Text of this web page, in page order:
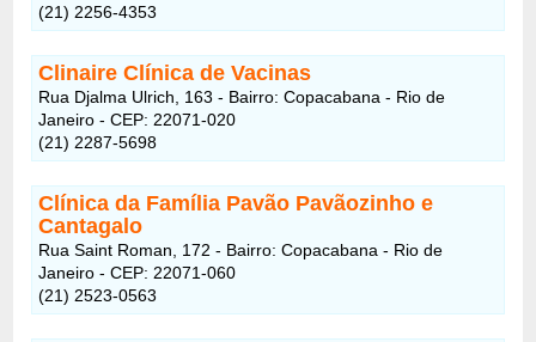
(21) 2256-4353
Clinaire Clínica de Vacinas
Rua Djalma Ulrich, 163 - Bairro: Copacabana - Rio de
Janeiro - CEP: 22071-020
(21) 2287-5698
Clínica da Família Pavão Pavãozinho e
Cantagalo
Rua Saint Roman, 172 - Bairro: Copacabana - Rio de
Janeiro - CEP: 22071-060
(21) 2523-0563